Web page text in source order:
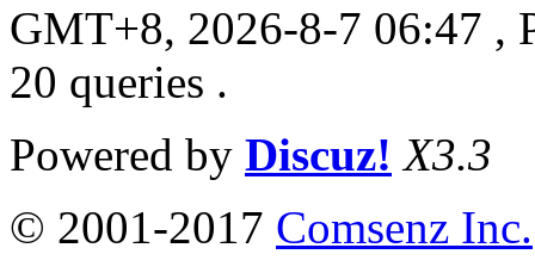
GMT+8, 2026-8-7 06:47 ,
20 queries .
Powered by Discuz! X3.3
© 2001-2017 Comsenz Inc.